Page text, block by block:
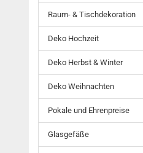
Raum- & Tischdekoration
Deko Hochzeit
Deko Herbst & Winter
Deko Weihnachten
Pokale und Ehrenpreise
Glasgefäße